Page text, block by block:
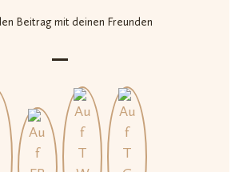
Beitrag mit deinen Freunden